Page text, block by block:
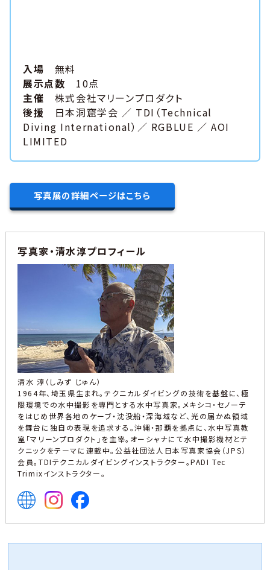
入場 無料
展示点数 10点
主催 株式会社マリーンプロダクト
後援 日本洞窟学会 ／ TDI（Technical
Diving International）／ RGBLUE ／ AOI
LIMITED
写真展の詳細ページはこちら
写真家・清水淳プロフィール
清水 淳（しみず じゅん）
1964年、埼玉県生まれ。テクニカルダイビングの技術を基盤に、極
限環境での水中撮影を専門とする水中写真家。メキシコ・セノーテ
をはじめ世界各地のケーブ・沈没船・深海域など、光の届かぬ領域
を舞台に独自の表現を追求する。沖縄・那覇を拠点に、水中写真教
室「マリーンプロダクト」を主宰。オーシャナにて水中撮影機材とテ
クニックをテーマに連載中。公益社団法人日本写真家協会（JPS）
会員。TDIテクニカルダイビングインストラクター。PADI Tec
Trimixインストラクター。